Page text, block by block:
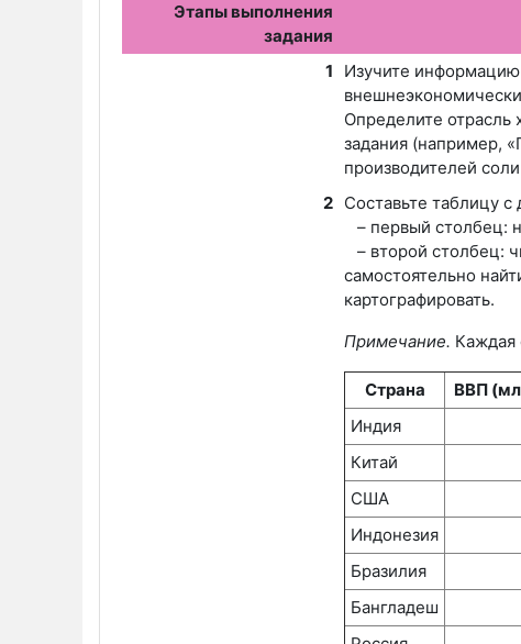
Этапы выполнения
задания
1
Изучите
Определите отрасль
задания (например,
производителей
2 Составьте таблицу
– первый столбец:
– второй столбец:
самостоятельно
картографировать.
Примечание. Каждая
Страна
ВВП
Индия
Китай
США
Индонезия
Бразилия
Бангладеш